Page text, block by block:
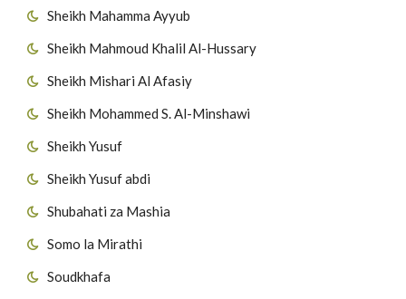
Sheikh Mahamma Ayyub
Sheikh Mahmoud Khalil Al-Hussary
Sheikh Mishari Al Afasiy
Sheikh Mohammed S. Al-Minshawi
Sheikh Yusuf
Sheikh Yusuf abdi
Shubahati za Mashia
Somo la Mirathi
Soudkhafa